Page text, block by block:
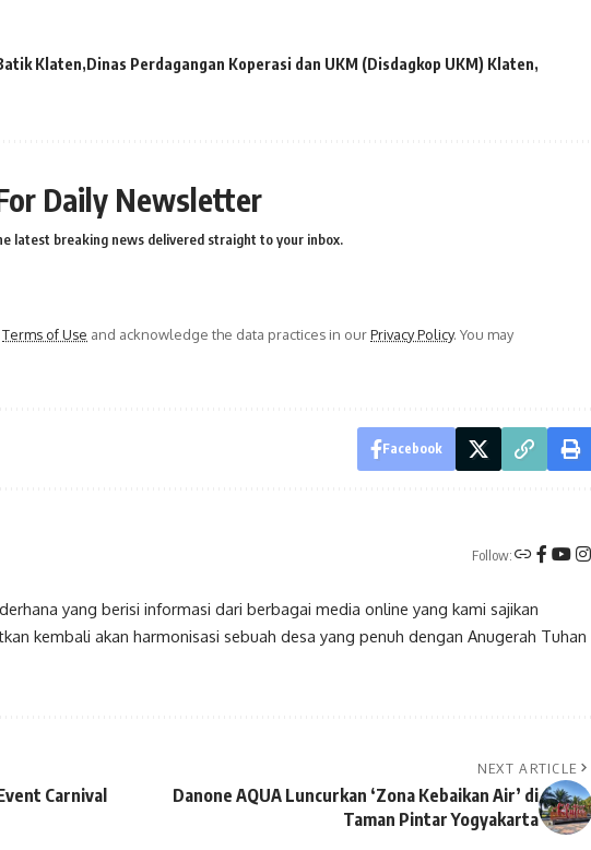
Klaten Dinas Perdagangan Koperasi dan UKM (Disdagkop UKM) Klaten
Daily Newsletter
latest breaking news delivered straight to your inbox.
Terms of Use and acknowledge the data practices in ourPrivacy Policy. You may
Facebook
Follow:
yang berisi informasi dari berbagai media online yang kami sajikan
kembali akan harmonisasi sebuah desa yang penuh dengan Anugerah Tuhan
Carnival
NEXT ARTICLE
Danone AQUA Luncurkan ‘Zona Kebaikan Air’ di
Taman Pintar Yogyakarta